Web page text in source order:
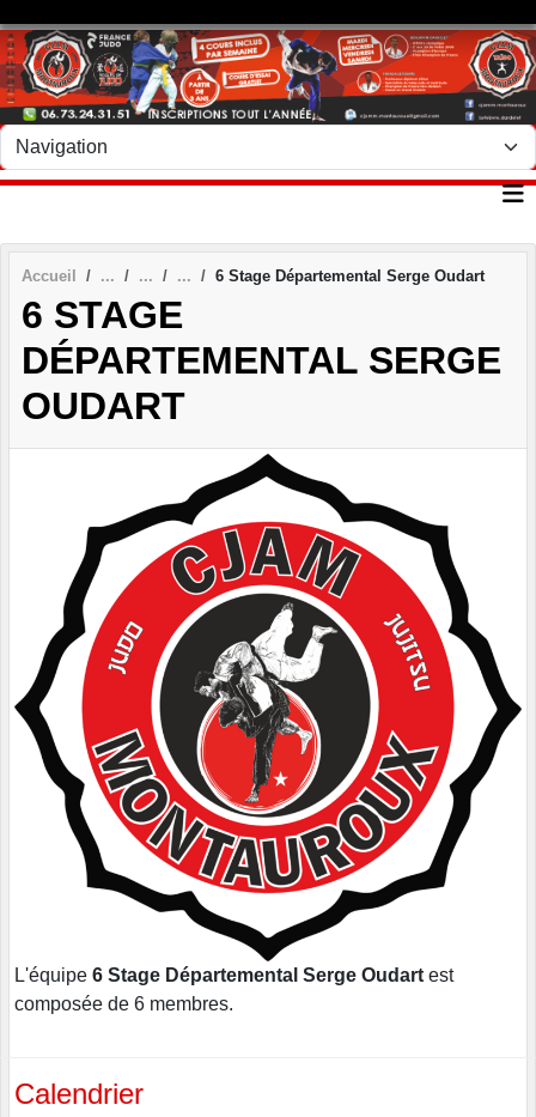
Accueil 6 Stage Départemental Serge Oudart
6 STAGE
DÉPARTEMENTAL SERGE
OUDART
L'équipe 6 Stage Départemental Serge Oudart est
composée de 6 membres.
Calendrier